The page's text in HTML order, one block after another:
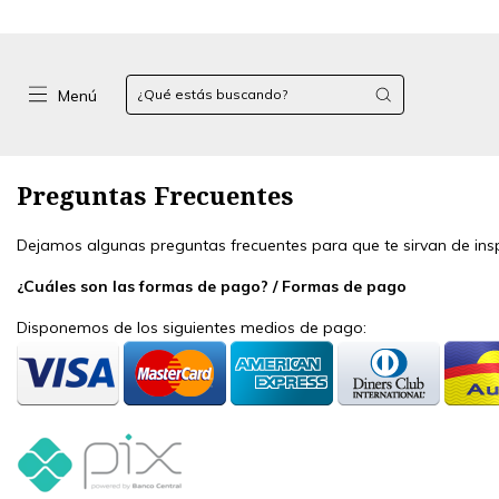
Menú
Preguntas Frecuentes
Dejamos algunas preguntas frecuentes para que te sirvan de
¿Cuáles son las formas de pago? / Formas de pago
Disponemos de los siguientes medios de pago: